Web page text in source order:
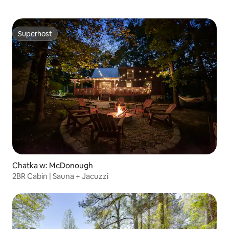
Superhost
Superhost
Chatka w: McDonough
2BR Cabin | Sauna + Jacuzzi